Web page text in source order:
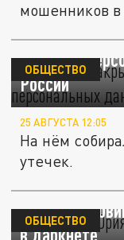
мошенников в
Силовики
продаже
России
ОБЩЕСТВО
25 АВГУСТА 12:05
На нём
утечек.
Биография
компании
в даркнете
ОБЩЕСТВО